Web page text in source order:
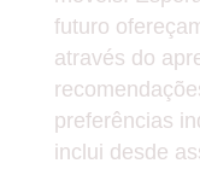
futuro
através do
preferências
inclui desde